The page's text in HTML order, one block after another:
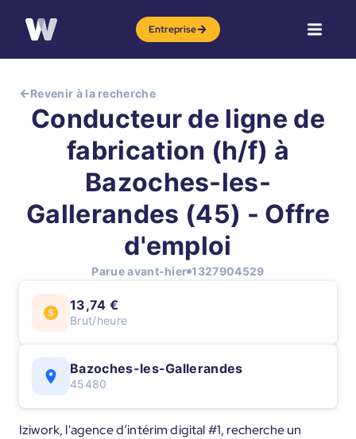
Entreprise
Revenir à la recherche
Conducteur de ligne de
fabrication (h/f) à
Bazoches-les-
Gallerandes (45) - Offre
d'emploi
Parue avant-hier 1327904529
13,74 €
Brut/heure
Bazoches-les-Gallerandes
45480
Iziwork, l'agence d’intérim digital #1, recherche un